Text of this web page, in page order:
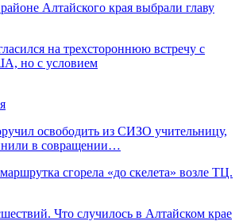
Алтайского края выбрали главу
на трехстороннюю встречу с
но с условием
освободить из СИЗО учительницу,
в совращении…
сгорела «до скелета» возле ТЦ.
Что случилось в Алтайском крае